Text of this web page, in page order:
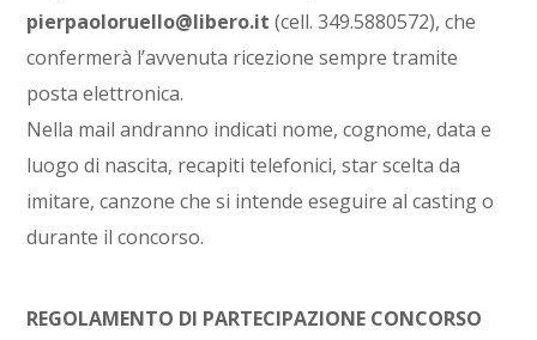
pierpaoloruello@libero.it (cell. 349.5880572), che
confermerà l’avvenuta ricezione sempre tramite
posta elettronica.
Nella mail andranno indicati nome, cognome, data e
luogo di nascita, recapiti telefonici, star scelta da
imitare, canzone che si intende eseguire al casting o
durante il concorso.
REGOLAMENTO DI PARTECIPAZIONE CONCORSO